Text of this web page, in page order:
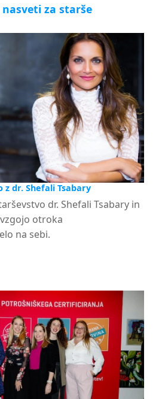
za starše
z dr. Shefali Tsabary
dr. Shefali Tsabary in
otroka
na sebi.